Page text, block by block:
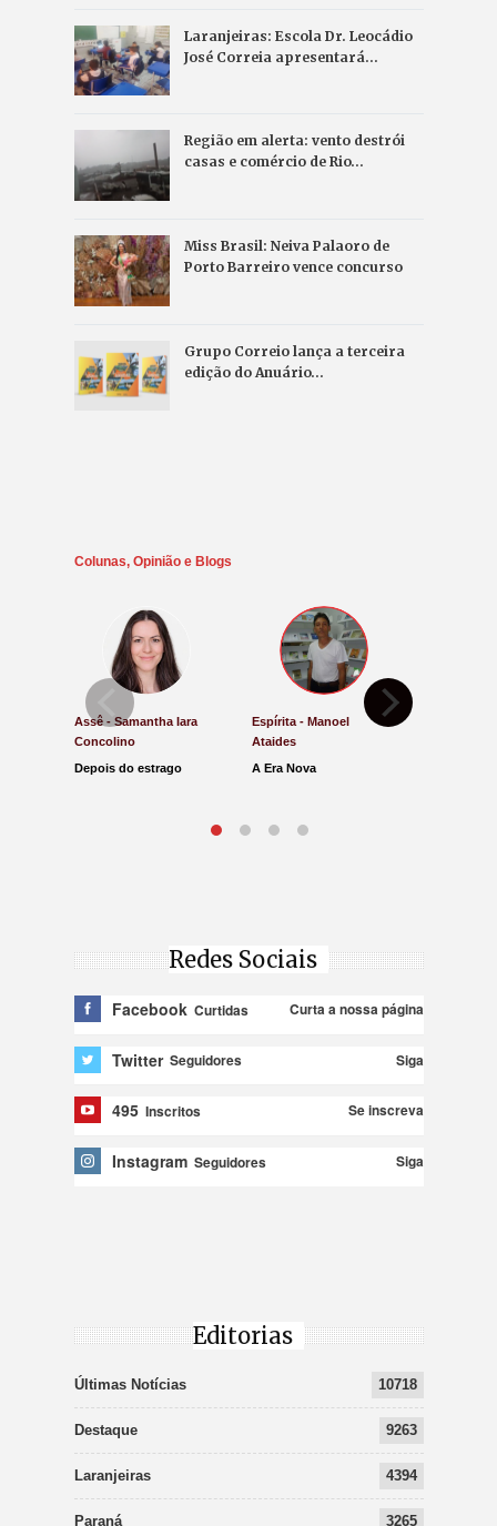
Laranjeiras: Escola Dr. Leocádio
José Correia apresentará…
Região em alerta: vento destrói
casas e comércio de Rio…
Miss Brasil: Neiva Palaoro de
Porto Barreiro vence concurso
Grupo Correio lança a terceira
edição do Anuário…
Colunas, Opinião e Blogs
Assê - Samantha Iara
Concolino
Depois do estrago
Espírita - Manoel
Ataides
A Era Nova
Redes Sociais
Facebook Curtidas Curta a nossa página
Twitter Seguidores Siga
495 Inscritos Se inscreva
Instagram Seguidores Siga
Editorias
Últimas Notícias 10718
Destaque 9263
Laranjeiras 4394
Paraná 3265